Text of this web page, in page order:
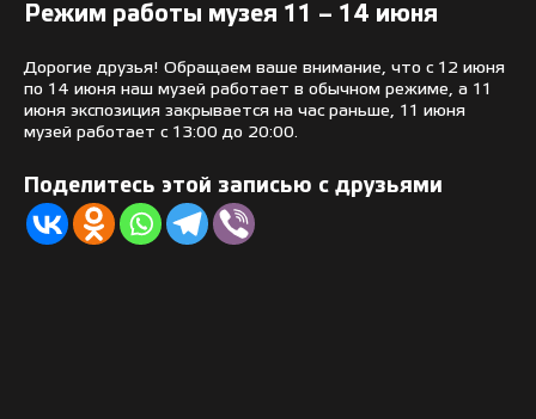
Режим работы музея 11 – 14 июня
Дорогие друзья! Обращаем ваше внимание, что с 12 июня
по 14 июня наш музей работает в обычном режиме, а 11
июня экспозиция закрывается на час раньше, 11 июня
музей работает с 13:00 до 20:00.
Поделитесь этой записью с друзьями